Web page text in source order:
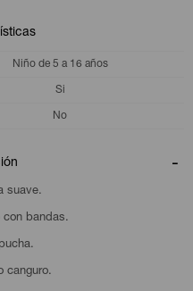
Niño de 5 a 16 años
Si
No
suave.
con bandas.
canguro.